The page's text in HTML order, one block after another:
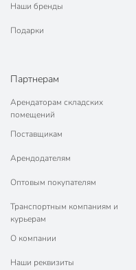
Наши бренды
Подарки
Партнерам
Арендаторам складских
помещений
Поставщикам
Арендодателям
Оптовым покупателям
Транспортным компаниям и
курьерам
О компании
Наши реквизиты